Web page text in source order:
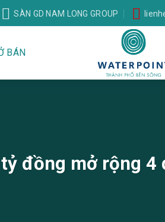
SÀN GD NAM LONG GROUP
BÁN
đồng mở rộng 4